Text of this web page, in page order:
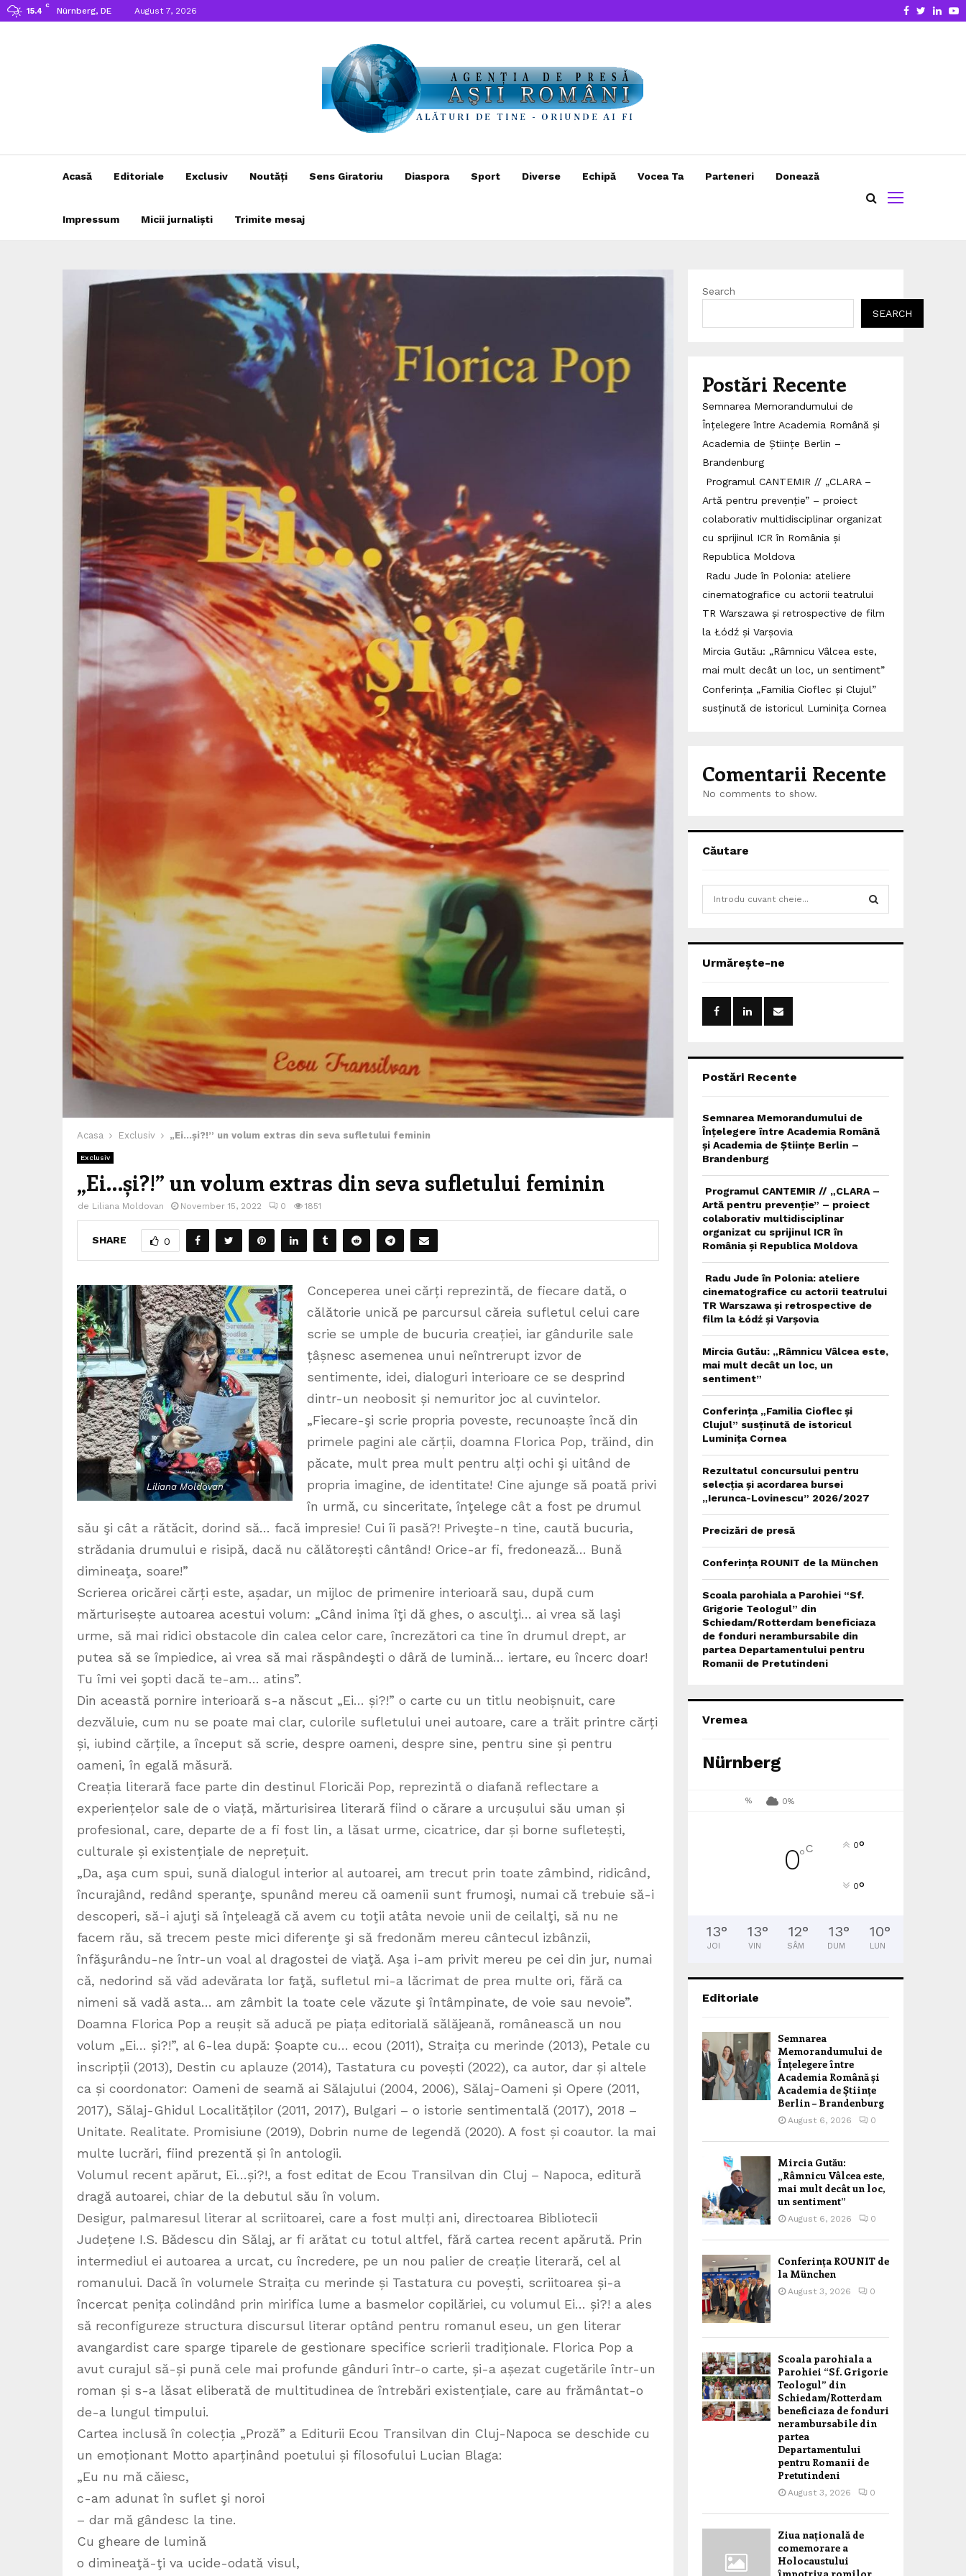
15.4
C
Nürnberg, DE August 7, 2026 Facebook
Twitter
Acasă Editoriale Exclusiv Noutăți Sens Giratoriu Diaspora Sport Diverse Echipă Vocea Ta Parteneri Donează
Impressum Micii jurnaliști Trimite mesaj
Acasa Exclusiv „Ei…și?!” un volum extras din seva sufletului feminin
Exclusiv
„Ei…și?!” un volum extras din seva sufletului feminin
de Liliana Moldovan November 15, 2022 0 1851
SHARE 0
Liliana Moldovan
Conceperea unei cărți reprezintă, de fiecare dată, o
călătorie unică pe parcursul căreia sufletul celui care
scrie se umple de bucuria creației, iar gândurile sale
țâșnesc asemenea unui neîntrerupt izvor de
sentimente, idei, dialoguri interioare ce se desprind
dintr-un neobosit și nemuritor joc al cuvintelor.
„Fiecare-şi scrie propria poveste, recunoaște încă din
primele pagini ale cărții, doamna Florica Pop, trăind, din
păcate, mult prea mult pentru alți ochi şi uitând de
propria imagine, de identitate! Cine ajunge să poată privi
în urmă, cu sinceritate, înţelege cât a fost pe drumul
său şi cât a rătăcit, dorind să… facă impresie! Cui îi pasă?! Priveşte-n tine, caută bucuria,
strădania drumului e risipă, dacă nu călătorești cântând! Orice-ar fi, fredonează… Bună
dimineaţa, soare!”
Scrierea oricărei cărți este, așadar, un mijloc de primenire interioară sau, după cum
mărturisește autoarea acestui volum: „Când inima îţi dă ghes, o asculţi… ai vrea să laşi
urme, să mai ridici obstacole din calea celor care, încrezători ca tine în drumul drept, ar
putea să se împiedice, ai vrea să mai răspândeşti o dâră de lumină… iertare, eu încerc doar!
Tu îmi vei şopti dacă te-am… atins”.
Din această pornire interioară s-a născut „Ei… și?!” o carte cu un titlu neobișnuit, care
dezvăluie, cum nu se poate mai clar, culorile sufletului unei autoare, care a trăit printre cărți
și, iubind cărțile, a început să scrie, despre oameni, despre sine, pentru sine și pentru
oameni, în egală măsură.
Creația literară face parte din destinul Floricăi Pop, reprezintă o diafană reflectare a
experiențelor sale de o viață, mărturisirea literară fiind o cărare a urcușului său uman și
profesional, care, departe de a fi fost lin, a lăsat urme, cicatrice, dar și borne sufletești,
culturale și existențiale de neprețuit.
„Da, aşa cum spui, sună dialogul interior al autoarei, am trecut prin toate zâmbind, ridicând,
încurajând, redând speranţe, spunând mereu că oamenii sunt frumoşi, numai că trebuie să-i
descoperi, să-i ajuţi să înţeleagă că avem cu toţii atâta nevoie unii de ceilalţi, să nu ne
facem rău, să trecem peste mici diferenţe şi să fredonăm mereu cântecul izbânzii,
înfăşurându-ne într-un voal al dragostei de viaţă. Aşa i-am privit mereu pe cei din jur, numai
că, nedorind să văd adevărata lor faţă, sufletul mi-a lăcrimat de prea multe ori, fără ca
nimeni să vadă asta… am zâmbit la toate cele văzute şi întâmpinate, de voie sau nevoie”.
Doamna Florica Pop a reușit să aducă pe piața editorială sălăjeană, românească un nou
volum „Ei… și?!”, al 6-lea după: Șoapte cu… ecou (2011), Straița cu merinde (2013), Petale cu
inscripții (2013), Destin cu aplauze (2014), Tastatura cu povești (2022), ca autor, dar și altele
ca și coordonator: Oameni de seamă ai Sălajului (2004, 2006), Sălaj-Oameni și Opere (2011,
2017), Sălaj-Ghidul Localităților (2011, 2017), Bulgari – o istorie sentimentală (2017), 2018 –
Unitate. Realitate. Promisiune (2019), Dobrin nume de legendă (2020). A fost și coautor. la mai
multe lucrări, fiind prezentă și în antologii.
Volumul recent apărut, Ei…și?!, a fost editat de Ecou Transilvan din Cluj – Napoca, editură
dragă autoarei, chiar de la debutul său în volum.
Desigur, palmaresul literar al scriitoarei, care a fost mulți ani, directoarea Bibliotecii
Județene I.S. Bădescu din Sălaj, ar fi arătat cu totul altfel, fără cartea recent apărută. Prin
intermediul ei autoarea a urcat, cu încredere, pe un nou palier de creație literară, cel al
romanului. Dacă în volumele Straița cu merinde și Tastatura cu povești, scriitoarea și-a
încercat penița colindând prin mirifica lume a basmelor copilăriei, cu volumul Ei… și?! a ales
să reconfigureze structura discursul literar optând pentru romanul eseu, un gen literar
avangardist care sparge tiparele de gestionare specifice scrierii tradiționale. Florica Pop a
avut curajul să-și pună cele mai profunde gânduri într-o carte, și-a așezat cugetările într-un
roman și s-a lăsat eliberată de multitudinea de întrebări existențiale, care au frământat-o
de-a lungul timpului.
Cartea inclusă în colecția „Proză” a Editurii Ecou Transilvan din Cluj-Napoca se deschide cu
un emoționant Motto aparținând poetului și filosofului Lucian Blaga:
„Eu nu mă căiesc,
c-am adunat în suflet şi noroi
– dar mă gândesc la tine.
Cu gheare de lumină
o dimineaţă-ţi va ucide-odată visul,
Search
SEARCH
Postări Recente
Semnarea Memorandumului de
Înțelegere între Academia Română și
Academia de Științe Berlin –
Brandenburg
Programul CANTEMIR // „CLARA –
Artă pentru prevenție” – proiect
colaborativ multidisciplinar organizat
cu sprijinul ICR în România și
Republica Moldova
Radu Jude în Polonia: ateliere
cinematografice cu actorii teatrului
TR Warszawa și retrospective de film
la Łódź și Varșovia
Mircia Gutău: „Râmnicu Vâlcea este,
mai mult decât un loc, un sentiment”
Conferința „Familia Cioflec și Clujul”
susținută de istoricul Luminița Cornea
Comentarii Recente
No comments to show.
Căutare
h
o
:
Urmărește-ne
Postări Recente
Semnarea Memorandumului de
Înțelegere între Academia Română
și Academia de Științe Berlin –
Brandenburg
Programul CANTEMIR // „CLARA –
Artă pentru prevenție” – proiect
colaborativ multidisciplinar
organizat cu sprijinul ICR în
România și Republica Moldova
Radu Jude în Polonia: ateliere
cinematografice cu actorii teatrului
TR Warszawa și retrospective de
film la Łódź și Varșovia
Mircia Gutău: „Râmnicu Vâlcea este,
mai mult decât un loc, un
sentiment”
Conferința „Familia Cioflec și
Clujul” susținută de istoricul
Luminița Cornea
Rezultatul concursului pentru
selecția și acordarea bursei
„Ierunca-Lovinescu” 2026/2027
Precizări de presă
Conferința ROUNIT de la München
Scoala parohiala a Parohiei “Sf.
Grigorie Teologul” din
Schiedam/Rotterdam beneficiaza
de fonduri nerambursabile din
partea Departamentului pentru
Romanii de Pretutindeni
Vremea
Nürnberg
% 0%
0°C 0°
0°
13°
JOI
13°
VIN
12°
SÂM
13°
DUM
10°
LUN
Editoriale
Semnarea
Memorandumului de
Înțelegere între
Academia Română și
Academia de Științe
Berlin – Brandenburg
August 6, 2026 0
Mircia Gutău:
„Râmnicu Vâlcea este,
mai mult decât un loc,
un sentiment”
August 6, 2026 0
Conferința ROUNIT de
la München
August 3, 2026 0
Scoala parohiala a
Parohiei “Sf. Grigorie
Teologul” din
Schiedam/Rotterdam
beneficiaza de fonduri
nerambursabile din
partea
Departamentului
pentru Romanii de
Pretutindeni
August 3, 2026 0
Ziua națională de
comemorare a
Holocaustului